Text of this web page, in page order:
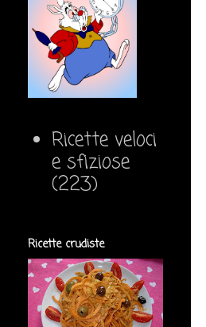
Ricette veloci
e sfiziose
(223)
Ricette crudiste